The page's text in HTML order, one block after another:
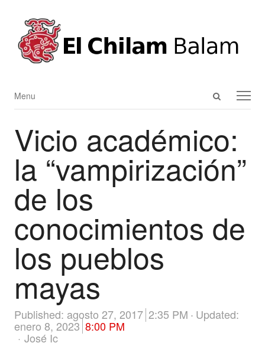
Open
panel
Menu
Menu
Vicio académico:
la “vampirización”
de los
conocimientos de
los pueblos
mayas
Published: agosto 27, 2017 2:35 PM Updated:
enero 8, 2023 8:00 PM
Author
José Ic